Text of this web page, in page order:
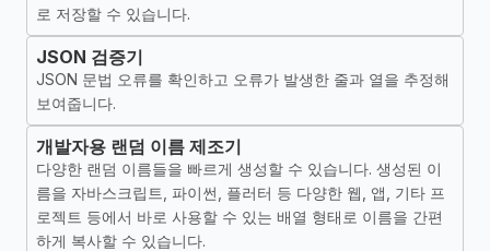
로 저장할 수 있습니다.
JSON 검증기
JSON 문법 오류를 확인하고 오류가 발생한 줄과 열을 추정해
보여줍니다.
개발자용 랜덤 이름 제조기
다양한 랜덤 이름들을 빠르게 생성할 수 있습니다. 생성된 이
름을 자바스크립트, 파이썬, 플러터 등 다양한 웹, 앱, 기타 프
로젝트 등에서 바로 사용할 수 있는 배열 형태로 이름을 간편
하게 복사할 수 있습니다.